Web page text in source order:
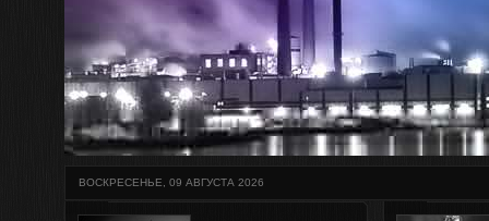
ВОСКРЕСЕНЬЕ, 09 АВГУСТА 2026